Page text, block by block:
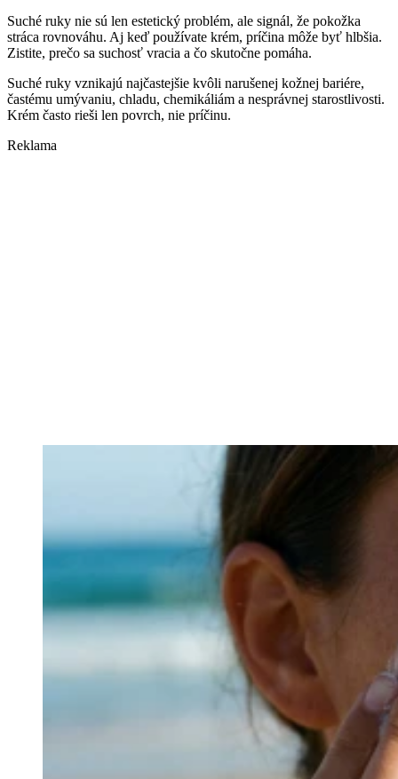
Suché ruky nie sú len estetický problém, ale signál, že pokožka
stráca rovnováhu. Aj keď používate krém, príčina môže byť hlbšia.
Zistite, prečo sa suchosť vracia a čo skutočne pomáha.
Suché ruky vznikajú najčastejšie kvôli narušenej kožnej bariére,
častému umývaniu, chladu, chemikáliám a nesprávnej starostlivosti.
Krém často rieši len povrch, nie príčinu.
Reklama